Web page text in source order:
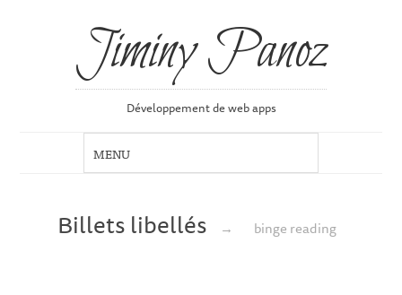
Jiminy Panoz
Développement de web apps
Billets libellés → binge reading